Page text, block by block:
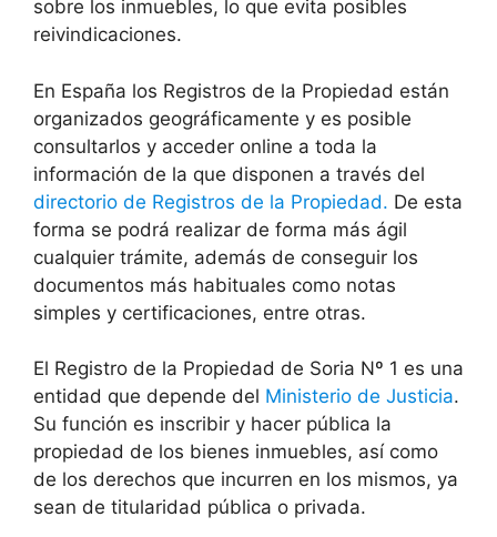
sobre los inmuebles, lo que evita posibles
reivindicaciones.
En España los Registros de la Propiedad están
organizados geográficamente y es posible
consultarlos y acceder online a toda la
información de la que disponen a través del
directorio de Registros de la Propiedad. De esta
forma se podrá realizar de forma más ágil
cualquier trámite, además de conseguir los
documentos más habituales como notas
simples y certificaciones, entre otras.
El Registro de la Propiedad de Soria Nº 1 es una
entidad que depende del Ministerio de Justicia.
Su función es inscribir y hacer pública la
propiedad de los bienes inmuebles, así como
de los derechos que incurren en los mismos, ya
sean de titularidad pública o privada.